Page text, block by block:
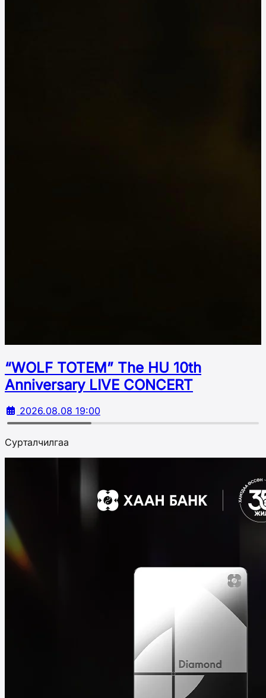
“WOLF TOTEM” The HU 10th
Аnniversary LIVE CONCERT
2026.08.08 19:00
Сурталчилгаа